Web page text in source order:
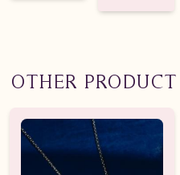
OTHER PRODUCT